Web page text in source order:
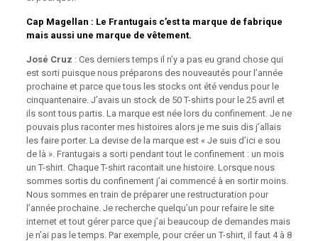
Cap Magellan : Le Frantugais c’est ta marque de fabrique
mais aussi une marque de vêtement.
José Cruz : Ces derniers temps il n’y a pas eu grand chose qui
est sorti puisque nous préparons des nouveautés pour l’année
prochaine et parce que tous les stocks ont été vendus pour le
cinquantenaire. J’avais un stock de 50 T-shirts pour le 25 avril et
ils sont tous partis. La marque est née lors du confinement. Je ne
pouvais plus raconter mes histoires alors je me suis dis j’allais
les faire porter. La devise de la marque est « Je suis d’ici e sou
de là ». Frantugais a sorti pendant tout le confinement : un mois
un T-shirt. Chaque T-shirt racontait une histoire. Lorsque nous
sommes sortis du confinement j’ai commencé à en sortir moins.
Nous sommes en train de préparer une restructuration pour
l’année prochaine. Je recherche quelqu’un pour refaire le site
internet et tout gérer parce que j’ai beaucoup de demandes mais
je n’ai pas le temps. Par exemple, pour créer un T-shirt, il faut 4 à 8